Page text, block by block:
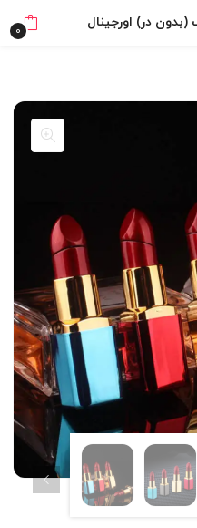
ترب‌پی
در) اورجینال 0